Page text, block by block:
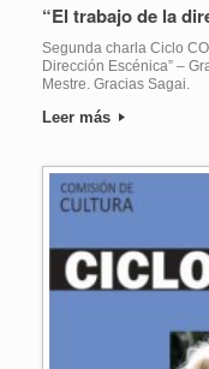
“El trabajo de la
Segunda charla Ciclo
Dirección Escénica” –
Mestre. Gracias Sagai.
Leer más